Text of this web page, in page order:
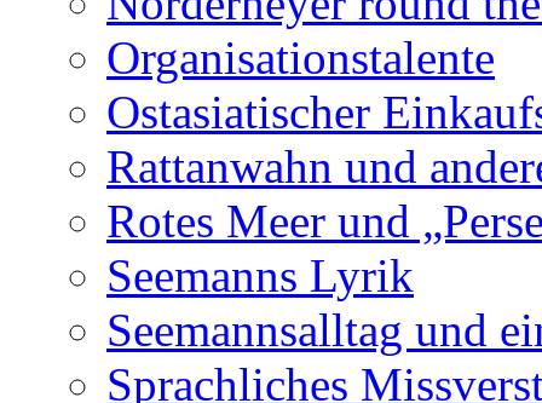
Organisationstalente
Ostasiatischer
Rattanwahn und
Rotes Meer und
Seemanns Lyrik
Seemannsalltag und
Sprachliches